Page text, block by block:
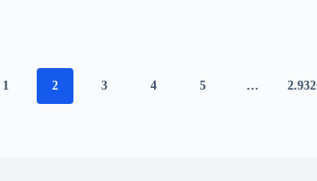
1 2 3 4 5 … 2.932